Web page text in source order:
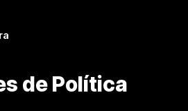
de Política